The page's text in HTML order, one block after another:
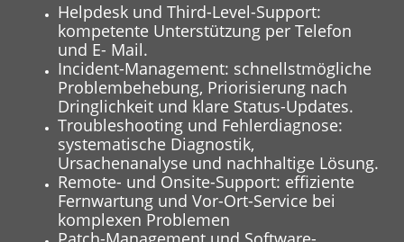
Helpdesk und Third-Level-Support:
kompetente Unterstützung per Telefon
und E- Mail.
Incident-Management: schnellstmögliche
Problembehebung, Priorisierung nach
Dringlichkeit und klare Status-Updates.
Troubleshooting und Fehlerdiagnose:
systematische Diagnostik,
Ursachenanalyse und nachhaltige Lösung.
Remote- und Onsite-Support: effiziente
Fernwartung und Vor-Ort-Service bei
komplexen Problemen